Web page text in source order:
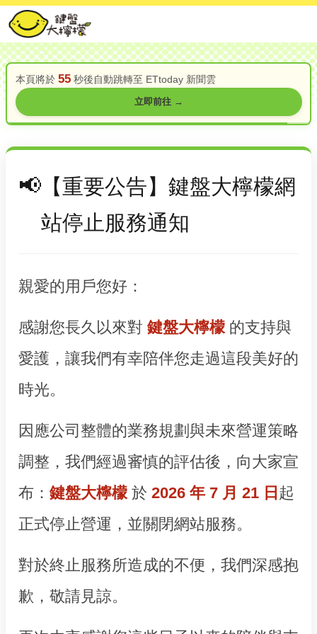
本頁將於 55秒後自動跳轉至 ETtoday 新聞雲
立即前往 →
【重要公告】鍵盤大檸檬網
站停止服務通知
親愛的用戶您好：
感謝您長久以來對 鍵盤大檸檬的支持與
愛護，讓我們有幸陪伴您走過這段美好的
時光。
因應公司整體的業務規劃與未來營運策略
調整，我們經過審慎的評估後，向大家宣
布： 鍵盤大檸檬於 2026 年 7 月 21 日 起
正式停止營運，並關閉網站服務。
對於終止服務所造成的不便，我們深感抱
歉，敬請見諒。